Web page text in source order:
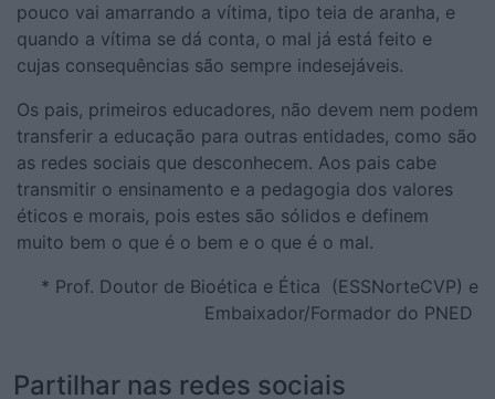
pouco vai amarrando a vítima, tipo teia de aranha, e
quando a vítima se dá conta, o mal já está feito e
cujas consequências são sempre indesejáveis.
Os pais, primeiros educadores, não devem nem podem
transferir a educação para outras entidades, como são
as redes sociais que desconhecem. Aos pais cabe
transmitir o ensinamento e a pedagogia dos valores
éticos e morais, pois estes são sólidos e definem
muito bem o que é o bem e o que é o mal.
* Prof. Doutor de Bioética e Ética (ESSNorteCVP) e
Embaixador/Formador do PNED
Partilhar nas redes sociais